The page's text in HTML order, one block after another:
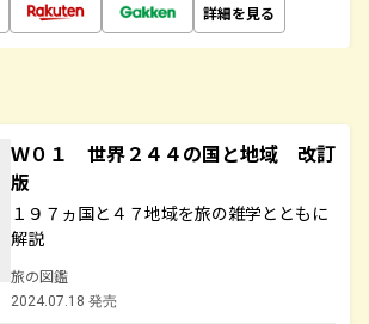
詳細を見る
Ｗ０１ 世界２４４の国と地域 改訂
版
１９７ヵ国と４７地域を旅の雑学とともに
解説
旅の図鑑
2024.07.18 発売